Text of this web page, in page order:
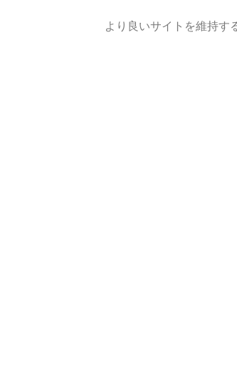
より良いサイトを維持す